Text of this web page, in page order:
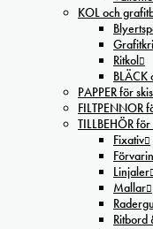
KOL och
Ritkol
BLÄCK
PAPPER för
FILTPENNOR
TILLBEHÖR
Fixativ
Linjaler
Mallar
Ritbord